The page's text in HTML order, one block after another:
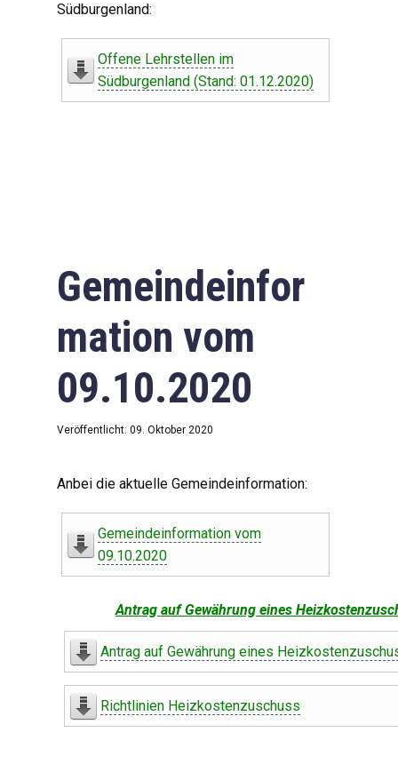
Südburgenland:
Offene Lehrstellen im
Südburgenland (Stand: 01.12.2020)
Gemeindeinfor
mation vom
09.10.2020
Veröffentlicht: 09. Oktober 2020
Anbei die aktuelle Gemeindeinformation:
Gemeindeinformation vom
09.10.2020
Antrag auf Gewährung eines
Antrag auf Gewährung eines
Richtlinien Heizkostenzuschuss